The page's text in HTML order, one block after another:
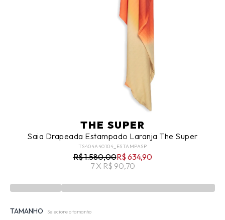
THE SUPER
Saia Drapeada Estampado Laranja The Super
TS404A40104_ESTAMPASP
R$ 1.580,00R$ 634,90
7 X R$ 90,70
TAMANHO Selecione o tamanho